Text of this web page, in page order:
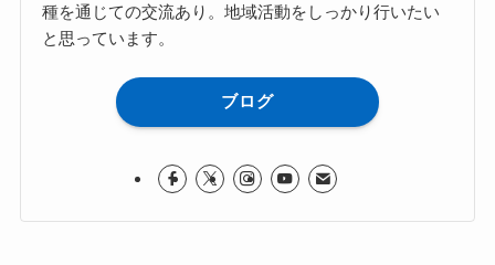
種を通じての交流あり。地域活動をしっかり行いたい
と思っています。
ブログ